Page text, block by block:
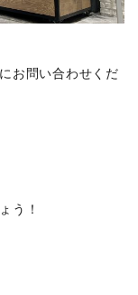
お問い合わせくだ
う！